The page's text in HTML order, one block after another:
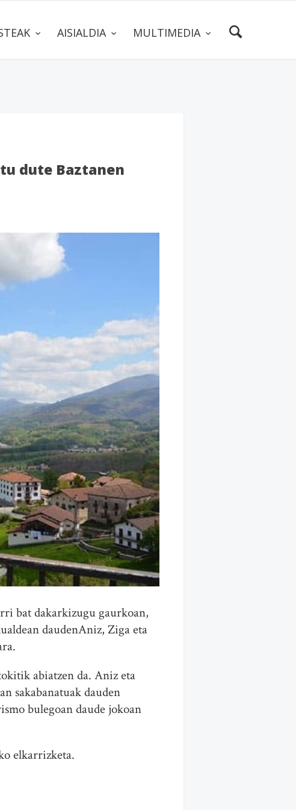
AISIALDIA MULTIMEDIA
dute Baztanen
bat dakarkizugu gaurkoan,
daudenAniz, Ziga eta
abiatzen da. Aniz eta
sakabanatuak dauden
bulegoan daude jokoan
elkarrizketa.